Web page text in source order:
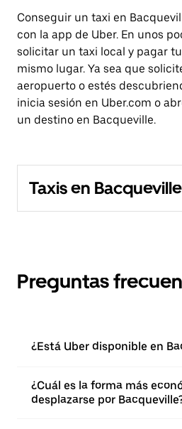
Conseguir un taxi en
con la app de Uber. En unos
solicitar un taxi local y pagar
mismo lugar. Ya sea que
aeropuerto o estés
inicia sesión en Uber.com o
un destino en Bacqueville.
Taxis en Bacqueville
Preguntas
¿Está Uber disponible en
¿Cuál es la forma más
desplazarse por